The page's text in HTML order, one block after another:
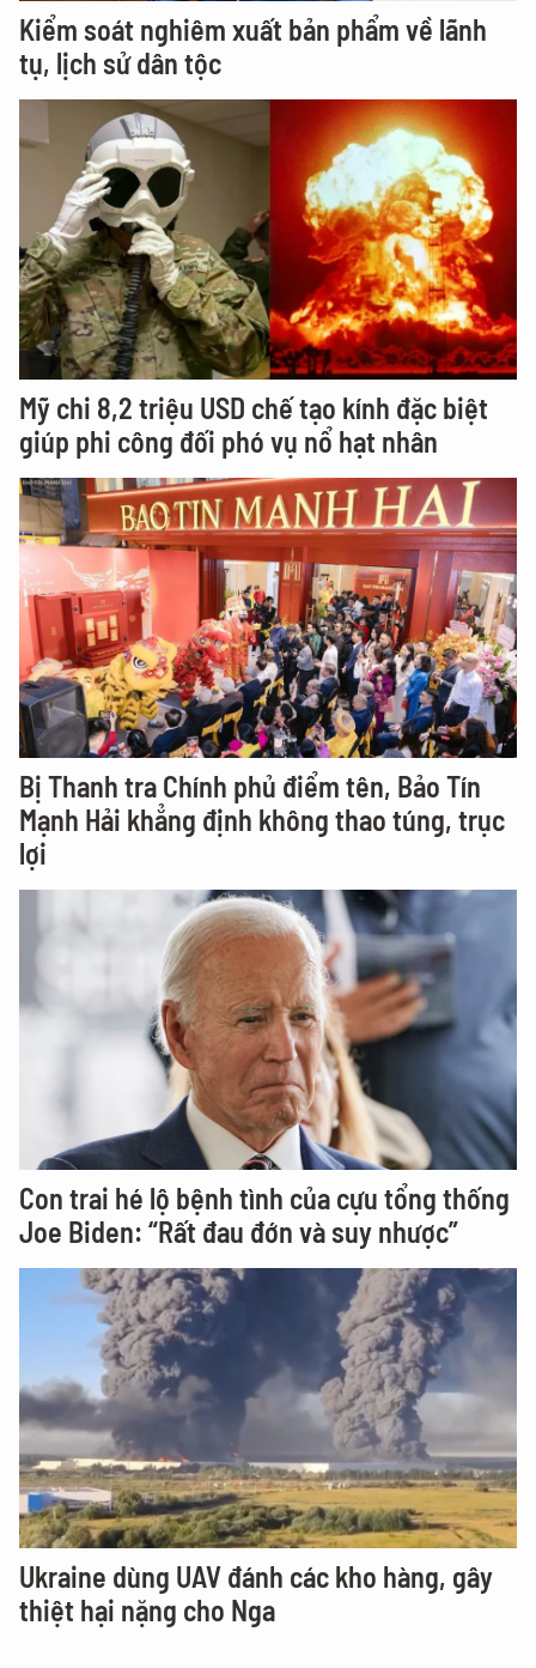
Kiểm soát nghiêm xuất bản phẩm về lãnh
tụ, lịch sử dân tộc
Mỹ chi 8,2 triệu USD chế tạo kính đặc biệt
giúp phi công đối phó vụ nổ hạt nhân
Bị Thanh tra Chính phủ điểm tên, Bảo Tín
Mạnh Hải khẳng định không thao túng, trục
lợi
Con trai hé lộ bệnh tình của cựu tổng thống
Joe Biden: “Rất đau đớn và suy nhược”
Ukraine dùng UAV đánh các kho hàng, gây
thiệt hại nặng cho Nga